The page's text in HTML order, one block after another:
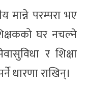
मान्ने परम्परा भए
घर नचल्ने
र शिक्षा
धारणा राखिन्।